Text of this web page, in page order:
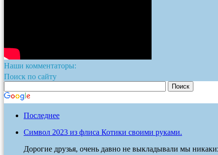
Наши комментаторы:
Поиск по сайту
Последнее
Символ 2023 из флиса Котики своими руками.
Дорогие друзья, очень давно не выкладывали мы